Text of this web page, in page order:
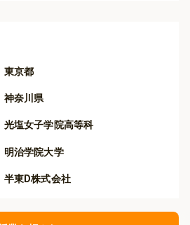
東京都
神奈川県
光塩女子学院高等科
明治学院大学
半東D株式会社